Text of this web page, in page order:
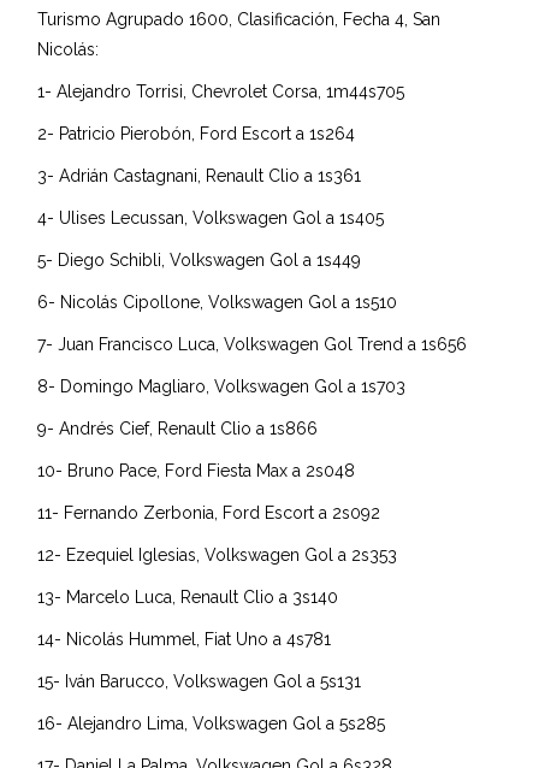
Turismo Agrupado 1600, Clasificación, Fecha 4, San
Nicolás:
1- Alejandro Torrisi, Chevrolet Corsa, 1m44s705
2- Patricio Pierobón, Ford Escort a 1s264
3- Adrián Castagnani, Renault Clio a 1s361
4- Ulises Lecussan, Volkswagen Gol a 1s405
5- Diego Schibli, Volkswagen Gol a 1s449
6- Nicolás Cipollone, Volkswagen Gol a 1s510
7- Juan Francisco Luca, Volkswagen Gol Trend a 1s656
8- Domingo Magliaro, Volkswagen Gol a 1s703
9- Andrés Cief, Renault Clio a 1s866
10- Bruno Pace, Ford Fiesta Max a 2s048
11- Fernando Zerbonia, Ford Escort a 2s092
12- Ezequiel Iglesias, Volkswagen Gol a 2s353
13- Marcelo Luca, Renault Clio a 3s140
14- Nicolás Hummel, Fiat Uno a 4s781
15- Iván Barucco, Volkswagen Gol a 5s131
16- Alejandro Lima, Volkswagen Gol a 5s285